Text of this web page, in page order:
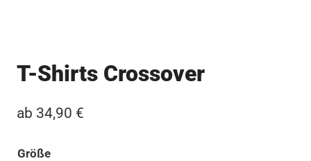
T-Shirts Crossover
ab 34,90 €
Größe